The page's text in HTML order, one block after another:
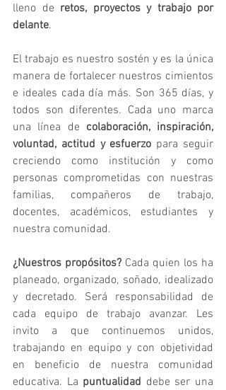
lleno de retos, proyectos y trabajo por
delante.
El trabajo es nuestro sostén y es la única
manera de fortalecer nuestros cimientos
e ideales cada día más. Son 365 días, y
todos son diferentes. Cada uno marca
una línea de colaboración, inspiración,
voluntad, actitud y esfuerzo para seguir
creciendo como institución y como
personas comprometidas con nuestras
familias, compañeros de trabajo,
docentes, académicos, estudiantes y
nuestra comunidad.
¿Nuestros propósitos? Cada quien los ha
planeado, organizado, soñado, idealizado
y decretado. Será responsabilidad de
cada equipo de trabajo avanzar. Les
invito a que continuemos unidos,
trabajando en equipo y con objetividad
en beneficio de nuestra comunidad
educativa. La puntualidad debe ser una